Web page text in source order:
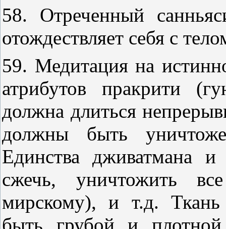
58. Отреченный
отождествляет себя с
59. Медитация на
атрибутов пракрити
должна длиться
должны быть
Единства дживатмана
сжечь, уничтожить
мирскому), и т.д. Ткань